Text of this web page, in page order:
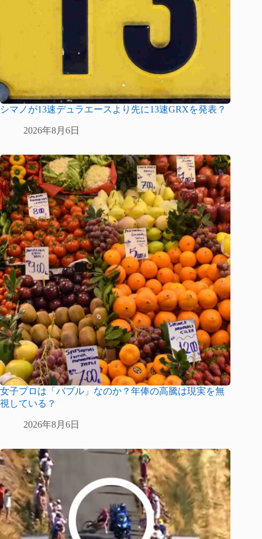
シマノが13速デュラエースより先に13速GRXを発表？
2026年8月6日
女子プロは「バブル」なのか？年俸の高騰は現実を無
視している？
2026年8月6日